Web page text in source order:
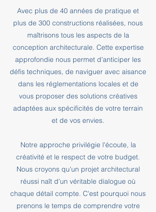
Avec plus de 40 années de pratique et
plus de 300 constructions réalisées, nous
maîtrisons tous les aspects de la
conception architecturale. Cette expertise
approfondie nous permet d'anticiper les
défis techniques, de naviguer avec aisance
dans les réglementations locales et de
vous proposer des solutions créatives
adaptées aux spécificités de votre terrain
et de vos envies.
Notre approche privilégie l'écoute, la
créativité et le respect de votre budget.
Nous croyons qu'un projet architectural
réussi naît d'un véritable dialogue où
chaque détail compte. C'est pourquoi nous
prenons le temps de comprendre votre